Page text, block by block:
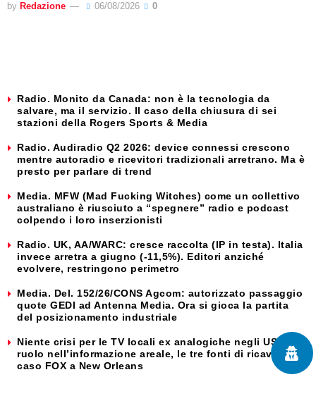
by Redazione 06/08/2026 0
Radio. Monito da Canada: non è la tecnologia da
salvare, ma il servizio. Il caso della chiusura di sei
stazioni della Rogers Sports & Media
Radio. Audiradio Q2 2026: device connessi crescono
mentre autoradio e ricevitori tradizionali arretrano. Ma è
presto per parlare di trend
Media. MFW (Mad Fucking Witches) come un collettivo
australiano è riusciuto a “spegnere” radio e podcast
colpendo i loro inserzionisti
Radio. UK, AA/WARC: cresce raccolta (IP in testa). Italia
invece arretra a giugno (-11,5%). Editori anziché
evolvere, restringono perimetro
Media. Del. 152/26/CONS Agcom: autorizzato passaggio
quote GEDI ad Antenna Media. Ora si gioca la partita
del posizionamento industriale
Niente crisi per le TV locali ex analogiche negli USA : il
ruolo nell’informazione areale, le tre fonti di ricavi e il
caso FOX a New Orleans